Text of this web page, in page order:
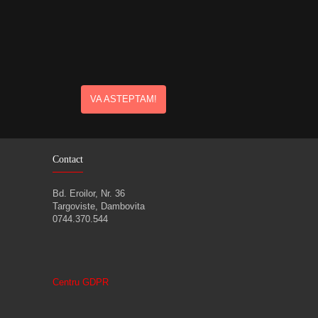
VA ASTEPTAM!
Contact
Bd. Eroilor, Nr. 36
Targoviste, Dambovita
0744.370.544
Centru GDPR